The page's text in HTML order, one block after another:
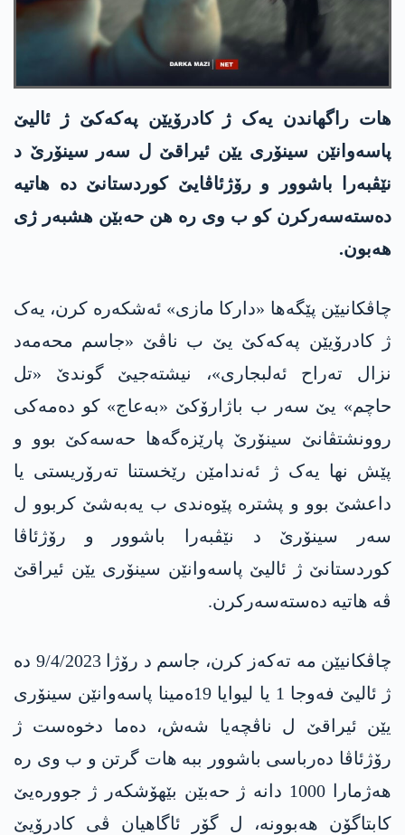
هات راگهاندن یەک ژ کادرۆیێن پەکەکێ ژ ئالیێ
پاسەوانێن سینۆری یێن ئیراقێ ل سەر سینۆرێ د
نێڤبەرا باشوور و رۆژئاڤایێ کوردستانێ دە هاتیە
دەستەسەرکرن کو ب وی رە هن حەبێن هشبەر ژی
هەبون.
چاڤکانیێن پێگەها «دارکا مازی» ئەشکەرە کرن، یەک
ژ کادرۆیێن پەکەکێ یێ ب ناڤێ «جاسم محەمەد
نزال تەراح ئەلبجاری»، نیشتەجیێ گوندێ «تل
حاچم» یێ سەر ب باژارۆکێ «بەعاج» کو دەمەکی
روونشتڤانێ سینۆرێ پارێزەگەها حەسەکێ بوو و
پێش نها یەک ژ ئەندامێن رێخستنا تەرۆریستی یا
داعشێ بوو و پشترە پێوەندی ب یەبەشێ کربوو ل
سەر سینۆرێ د نێڤبەرا باشوور و رۆژئاڤا
کوردستانێ ژ ئالیێ پاسەوانێن سینۆری یێن ئیراقێ
ڤە هاتیە دەستەسەرکرن.
چاڤکانیێن مە تەکەز کرن، جاسم د رۆژا 9/4/2023 دە
ژ ئالیێ فەوجا 1 یا لیوایا 19ەمینا پاسەوانێن سینۆری
یێن ئیراقێ ل ناڤچەیا شەش، دەما دخوەست ژ
رۆژئاڤا دەرباسی باشوور ببە هات گرتن و ب وی رە
هەژمارا 1000 دانە ژ حەبێن بێهۆشکەر ژ جوورەیێ
کابتاگۆن هەبوونە، ل گۆر ئاگاهیان ڤی کادرۆیێ